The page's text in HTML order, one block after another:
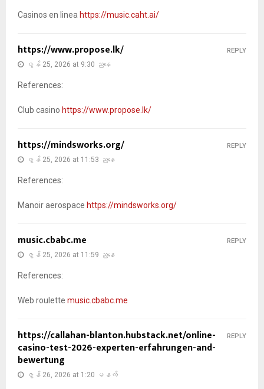
Casinos en linea https://music.caht.ai/
https://www.propose.lk/
ဇွန် 25, 2026 at 9:30 ညနေ
References:
Club casino https://www.propose.lk/
REPLY
https://mindsworks.org/
ဇွန် 25, 2026 at 11:53 ညနေ
References:
Manoir aerospace https://mindsworks.org/
REPLY
music.cbabc.me
ဇွန် 25, 2026 at 11:59 ညနေ
References:
Web roulette music.cbabc.me
REPLY
https://callahan-blanton.hubstack.net/online-
casino-test-2026-experten-erfahrungen-and-
bewertung
ဇွန် 26, 2026 at 1:20 မနက်
REPLY